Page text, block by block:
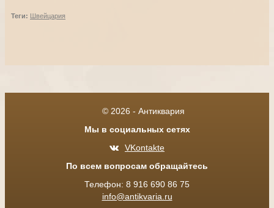
Теги: Швейцария
© 2026 - Антиквария
Мы в социальных сетях
VKontakte
По всем вопросам обращайтесь
Телефон: 8 916 690 86 75
info@antikvaria.ru